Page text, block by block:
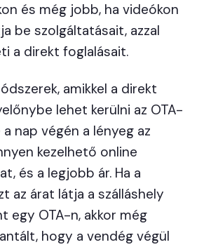
és még jobb, ha videókon
be szolgáltatásait, azzal
a direkt foglalásait.
amikkel a direkt
lehet kerülni az OTA-
nap végén a lényeg az
kezelhető online
és a legjobb ár. Ha a
az árat látja a szálláshely
egy OTA-n, akkor még
hogy a vendég végül